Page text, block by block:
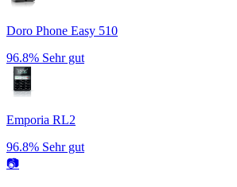
Doro Phone Easy 510
96.8% Sehr gut
Emporia RL2
96.8% Sehr gut
📷